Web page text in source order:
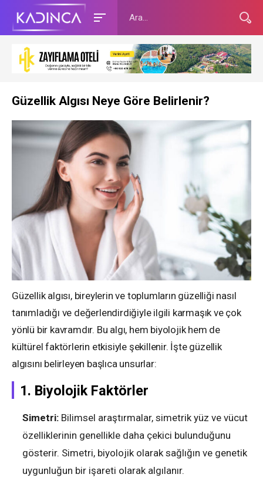
Güzellik Algısı Neye Göre Belirlenir?
Güzellik algısı, bireylerin ve toplumların güzelliği nasıl
tanımladığı ve değerlendirdiğiyle ilgili karmaşık ve çok
yönlü bir kavramdır. Bu algı, hem biyolojik hem de
kültürel faktörlerin etkisiyle şekillenir. İşte güzellik
algısını belirleyen başlıca unsurlar:
1. Biyolojik Faktörler
Simetri: Bilimsel araştırmalar, simetrik yüz ve vücut
özelliklerinin genellikle daha çekici bulunduğunu
gösterir. Simetri, biyolojik olarak sağlığın ve genetik
uygunluğun bir işareti olarak algılanır.